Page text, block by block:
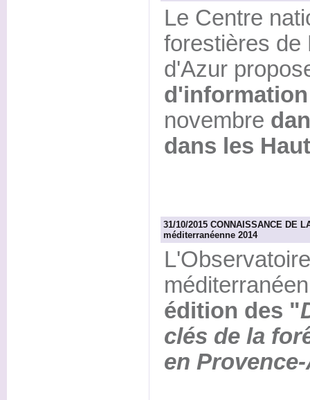
Le Centre
forestières de
d'Azur
d'information
novembre
dans les
31/10/2015 CONNAISSANCE DE
méditerranéenne 2014
édition des "
clés de la
en